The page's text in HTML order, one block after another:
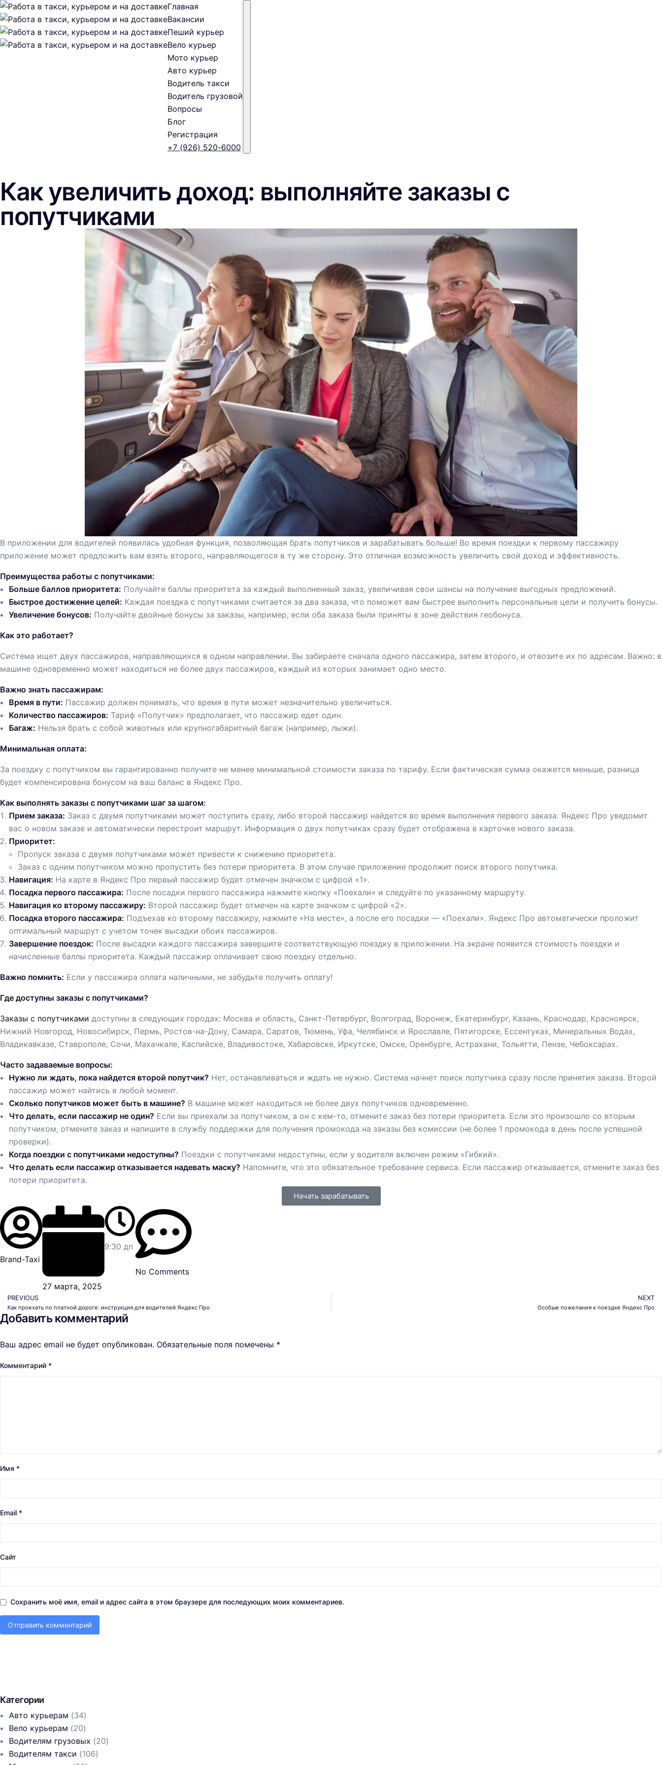
Главная
Вакансии
Пеший курьер
Вело курьер
Мото курьер
Авто курьер
Водитель такси
Водитель грузовой
Вопросы
Блог
Регистрация
+7 (926) 520-6000
Как увеличить доход: выполняйте заказы с
попутчиками
В приложении для водителей появилась удобная функция, позволяющая брать попутчиков и зарабатывать больше! Во время поездки к первому пассажиру
приложение может предложить вам взять второго, направляющегося в ту же сторону. Это отличная возможность увеличить свой доход и эффективность.
Преимущества работы с попутчиками:
Больше баллов приоритета: Получайте баллы приоритета за каждый выполненный заказ, увеличивая свои шансы на получение выгодных предложений.
Быстрое достижение целей: Каждая поездка с попутчиками считается за два заказа, что поможет вам быстрее выполнить персональные цели и получить бонусы.
Увеличение бонусов: Получайте двойные бонусы за заказы, например, если оба заказа были приняты в зоне действия геобонуса.
Как это работает?
Система ищет двух пассажиров, направляющихся в одном направлении. Вы забираете сначала одного пассажира, затем второго, и отвозите их по адресам. Важно: в
машине одновременно может находиться не более двух пассажиров, каждый из которых занимает одно место.
Важно знать пассажирам:
Время в пути: Пассажир должен понимать, что время в пути может незначительно увеличиться.
Количество пассажиров: Тариф «Попутчик» предполагает, что пассажир едет один.
Багаж: Нельзя брать с собой животных или крупногабаритный багаж (например, лыжи).
Минимальная оплата:
За поездку с попутчиком вы гарантированно получите не менее минимальной стоимости заказа по тарифу. Если фактическая сумма окажется меньше, разница
будет компенсирована бонусом на ваш баланс в Яндекс Про.
Как выполнять заказы с попутчиками шаг за шагом:
Прием заказа: Заказ с двумя попутчиками может поступить сразу, либо второй пассажир найдется во время выполнения первого заказа. Яндекс Про уведомит
вас о новом заказе и автоматически перестроит маршрут. Информация о двух попутчиках сразу будет отображена в карточке нового заказа.
Приоритет:
Пропуск заказа с двумя попутчиками может привести к снижению приоритета.
Заказ с одним попутчиком можно пропустить без потери приоритета. В этом случае приложение продолжит поиск второго попутчика.
Навигация: На карте в Яндекс Про первый пассажир будет отмечен значком с цифрой «1».
Посадка первого пассажира: После посадки первого пассажира нажмите кнопку «Поехали» и следуйте по указанному маршруту.
Навигация ко второму пассажиру: Второй пассажир будет отмечен на карте значком с цифрой «2».
Посадка второго пассажира: Подъехав ко второму пассажиру, нажмите «На месте», а после его посадки — «Поехали». Яндекс Про автоматически проложит
оптимальный маршрут с учетом точек высадки обоих пассажиров.
Завершение поездок: После высадки каждого пассажира завершите соответствующую поездку в приложении. На экране появится стоимость поездки и
начисленные баллы приоритета. Каждый пассажир оплачивает свою поездку отдельно.
Важно помнить: Если у пассажира оплата наличными, не забудьте получить оплату!
Где доступны заказы с попутчиками?
Заказы с попутчиками доступны в следующих городах: Москва и область, Санкт-Петербург, Волгоград, Воронеж, Екатеринбург, Казань, Краснодар, Красноярск,
Нижний Новгород, Новосибирск, Пермь, Ростов-на-Дону, Самара, Саратов, Тюмень, Уфа, Челябинск и Ярославле, Пятигорске, Ессентуках, Минеральных Водах,
Владикавказе, Ставрополе, Сочи, Махачкале, Каспийске, Владивостоке, Хабаровске, Иркутске, Омске, Оренбурге, Астрахани, Тольятти, Пензе, Чебоксарах.
Часто задаваемые вопросы:
Нужно ли ждать, пока найдется второй попутчик? Нет, останавливаться и ждать не нужно. Система начнет поиск попутчика сразу после принятия заказа. Второй
пассажир может найтись в любой момент.
Сколько попутчиков может быть в машине? В машине может находиться не более двух попутчиков одновременно.
Что делать, если пассажир не один? Если вы приехали за попутчиком, а он с кем-то, отмените заказ без потери приоритета. Если это произошло со вторым
попутчиком, отмените заказ и напишите в службу поддержки для получения промокода на заказы без комиссии (не более 1 промокода в день после успешной
проверки).
Когда поездки с попутчиками недоступны? Поездки с попутчиками недоступны, если у водителя включен режим «Гибкий».
Что делать если пассажир отказывается надевать маску? Напомните, что это обязательное требование сервиса. Если пассажир отказывается, отмените заказ без
потери приоритета.
Начать зарабатывать
Brand-Taxi
27 марта, 2025
9:30 дп
No Comments
PREVIOUS
Как проехать по платной дороге: инструкция для водителей Яндекс Про
NEXT
Особые пожелания к поездке Яндекс Про
Добавить комментарий
Ваш адрес email не будет опубликован. Обязательные поля помечены *
Комментарий *
Имя *
Email *
Сайт
Сохранить моё имя, email и адрес сайта в этом браузере для последующих моих комментариев.
Категории
Авто курьерам (34)
Вело курьерам (20)
Водителям грузовых (20)
Водителям такси (106)